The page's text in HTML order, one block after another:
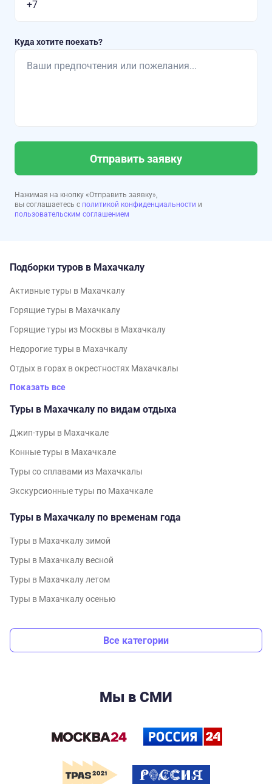
Куда хотите поехать?
Отправить заявку
Нажимая на кнопку «Отправить заявку»,
вы соглашаетесь с политикой конфиденциальности и
пользовательским соглашением
Подборки туров в Махачкалу
Активные туры в Махачкалу
Горящие туры в Махачкалу
Горящие туры из Москвы в Махачкалу
Недорогие туры в Махачкалу
Отдых в горах в окрестностях Махачкалы
Показать все
Туры в Махачкалу по видам отдыха
Джип-туры в Махачкале
Конные туры в Махачкале
Туры со сплавами из Махачкалы
Экскурсионные туры по Махачкале
Туры в Махачкалу по временам года
Туры в Махачкалу зимой
Туры в Махачкалу весной
Туры в Махачкалу летом
Туры в Махачкалу осенью
Все категории
Мы в СМИ